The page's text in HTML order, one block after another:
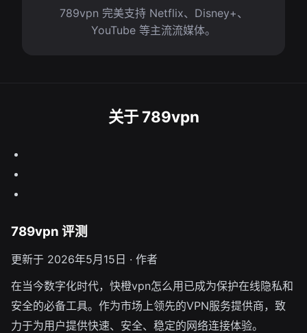
789vpn 完美支持 Netflix、Disney+、
YouTube 等主流流媒体。
关于 789vpn
789vpn 评测
更新于 2026年5月15日 · 作者
在当今数字化时代，快橙vpn怎么用已成为保护在线隐私和
安全的必备工具。作为市场上领先的VPN服务提供商，致
力于为用户提供快速、安全、稳定的网络连接体验。